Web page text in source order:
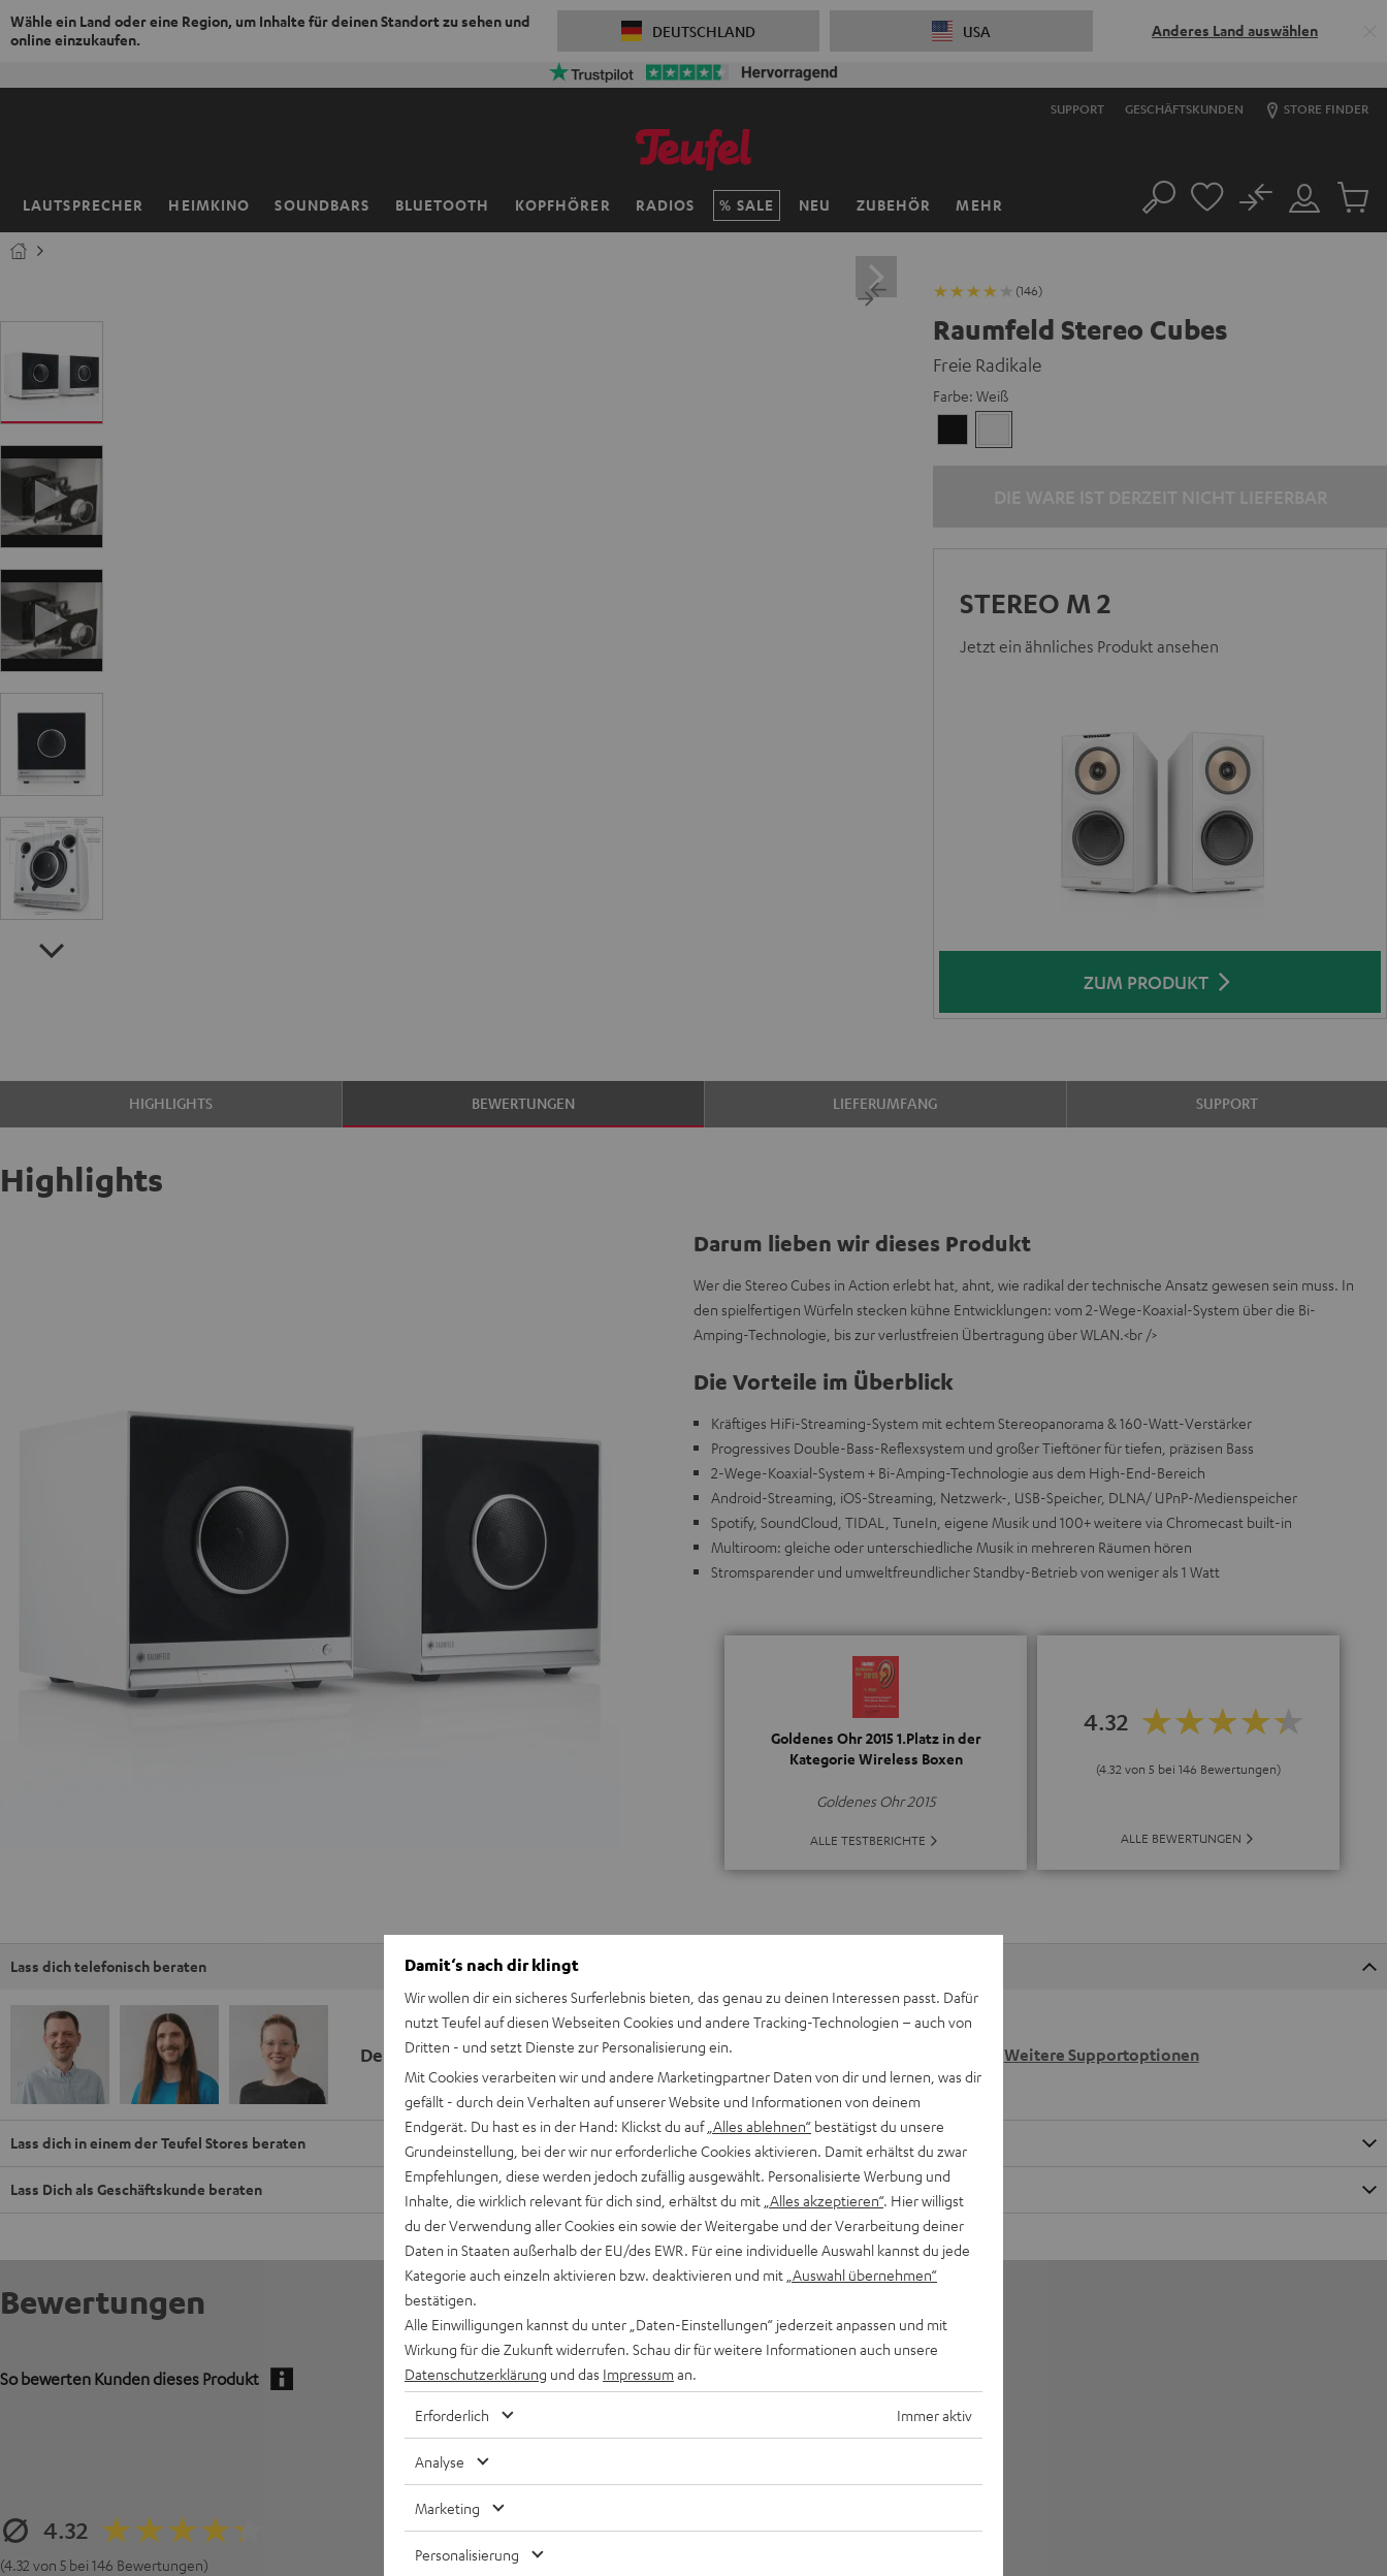
Wähle ein Land oder eine Region, um Inhalte für deinen Standort zu sehen und
online einzukaufen.
DEUTSCHLAND USA Anderes Land auswählen
SUPPORT GESCHÄFTSKUNDEN STORE FINDER
LAUTSPRECHER HEIMKINO SOUNDBARS BLUETOOTH KOPFHÖRER RADIOS SALE NEU ZUBEHÖR MEHR
Startseite Suche
Mein
Konto
No
Artikel
(146)
Raumfeld Stereo Cubes
Freie Radikale
Farbe: Weiß
STEREO M 2
Jetzt ein ähnliches Produkt ansehen
ZUM PRODUKT
HIGHLIGHTS BEWERTUNGEN LIEFERUMFANG SUPPORT
Highlights
Darum lieben wir dieses Produkt
Wer die Stereo Cubes in Action erlebt hat, ahnt, wie radikal der technische Ansatz gewesen sein muss. In
den spielfertigen Würfeln stecken kühne Entwicklungen: vom 2-Wege-Koaxial-System über die Bi-
Amping-Technologie, bis zur verlustfreien Übertragung über WLAN.<br />
Die Vorteile im Überblick
Kräftiges HiFi-Streaming-System mit echtem Stereopanorama & 160-Watt-Verstärker
Progressives Double-Bass-Reflexsystem und großer Tieftöner für tiefen, präzisen Bass
2-Wege-Koaxial-System + Bi-Amping-Technologie aus dem High-End-Bereich
Android-Streaming, iOS-Streaming, Netzwerk-, USB-Speicher, DLNA/ UPnP-Medienspeicher
Spotify, SoundCloud, TIDAL, TuneIn, eigene Musik und 100+ weitere via Chromecast built-in
Multiroom: gleiche oder unterschiedliche Musik in mehreren Räumen hören
Stromsparender und umweltfreundlicher Standby-Betrieb von weniger als 1 Watt
Goldenes Ohr 2015 1.Platz in der
Kategorie Wireless Boxen
Goldenes Ohr 2015
ALLE TESTBERICHTE
4.32
(4.32 von 5 bei 146 Bewertungen)
ALLE BEWERTUNGEN
Lass dich telefonisch beraten
Deine Kaufberatung
Keinen Store in der Nähe? Kein Problem, wir
beraten dich auch persönlich am Telefon.
Hier Termin buchen
Weitere Supportoptionen
Lass dich in einem der Teufel Stores beraten
Lass Dich als Geschäftskunde beraten
Bewertungen
So bewerten Kunden dieses Produkt
4.32
(4.32 von 5 bei 146 Bewertungen)
Damit‘s nach dir klingt
Wir wollen dir ein sicheres Surferlebnis bieten, das genau zu deinen Interessen passt. Dafür
nutzt Teufel auf diesen Webseiten Cookies und andere Tracking-Technologien – auch von
Dritten - und setzt Dienste zur Personalisierung ein.
Mit Cookies verarbeiten wir und andere Marketingpartner Daten von dir und lernen, was dir
gefällt - durch dein Verhalten auf unserer Website und Informationen von deinem
Endgerät. Du hast es in der Hand: Klickst du auf „Alles ablehnen“ bestätigst du unsere
Grundeinstellung, bei der wir nur erforderliche Cookies aktivieren. Damit erhältst du zwar
Empfehlungen, diese werden jedoch zufällig ausgewählt. Personalisierte Werbung und
Inhalte, die wirklich relevant für dich sind, erhältst du mit „Alles akzeptieren“. Hier willigst
du der Verwendung aller Cookies ein sowie der Weitergabe und der Verarbeitung deiner
Daten in Staaten außerhalb der EU/des EWR. Für eine individuelle Auswahl kannst du jede
Kategorie auch einzeln aktivieren bzw. deaktivieren und mit „Auswahl übernehmen“
bestätigen.
Alle Einwilligungen kannst du unter „Daten-Einstellungen“ jederzeit anpassen und mit
Wirkung für die Zukunft widerrufen. Schau dir für weitere Informationen auch unsere
Datenschutzerklärung und das Impressum an.
Erforderlich Immer aktiv
Analyse
Marketing
Personalisierung